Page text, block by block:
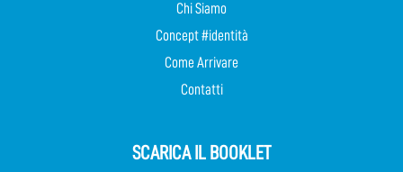
Chi Siamo
Concept #identità
Come Arrivare
Contatti
SCARICA IL BOOKLET